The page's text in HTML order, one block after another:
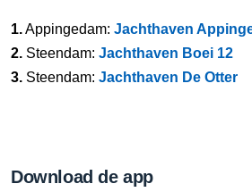
1.Appingedam: Jachthaven
2. Steendam: Jachthaven Boei 12
3. Steendam: Jachthaven De Otter
Download de app